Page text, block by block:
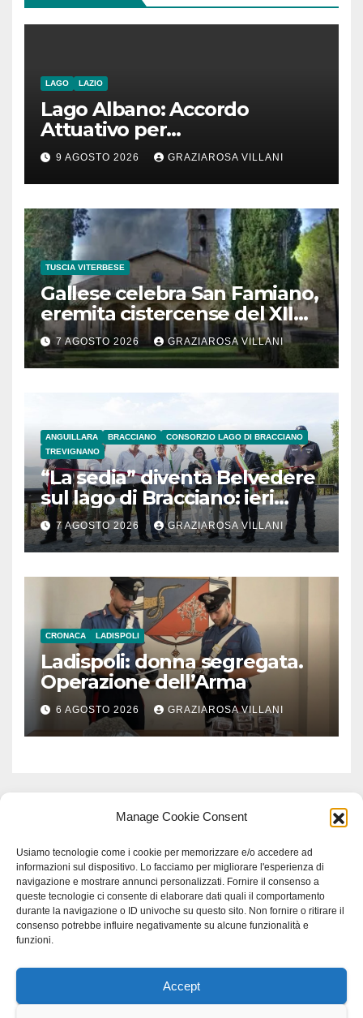
Manage Cookie Consent
Usiamo tecnologie come i cookie per memorizzare e/o accedere ad
informazioni sul dispositivo. Lo facciamo per migliorare l'esperienza di
navigazione e mostrare annunci personalizzati. Fornire il consenso a
queste tecnologie ci consente di elaborare dati quali il comportamento
durante la navigazione o ID univoche su questo sito. Non fornire o ritirare il
consenso potrebbe influire negativamente su alcune funzionalità e
funzioni.
Accept
LAGO LAZIO
Lago Albano: Accordo
Attuativo per
l’interconnessione
acquedottistica da 29,5
milioni di euro
9 AGOSTO 2026 GRAZIAROSA VILLANI
TUSCIA VITERBESE
Gallese celebra San Famiano,
eremita cistercense del XII
secolo
7 AGOSTO 2026 GRAZIAROSA VILLANI
ANGUILLARA BRACCIANO
CONSORZIO LAGO DI BRACCIANO
TREVIGNANO
“La sedia” diventa Belvedere
sul lago di Bracciano: ieri
l’inaugurazione
7 AGOSTO 2026 GRAZIAROSA VILLANI
CRONACA LADISPOLI
Ladispoli: donna segregata.
Operazione dell’Arma
6 AGOSTO 2026 GRAZIAROSA VILLANI
Proudly powered by WordPress|Tema: Newspaperex di